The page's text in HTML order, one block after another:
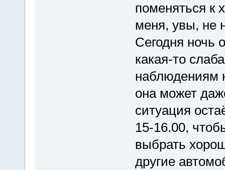
поменяться к
меня, увы, не
Сегодня ночь
какая-то
наблюдениям
она может
ситуация
15-16.00,
выбрать
другие